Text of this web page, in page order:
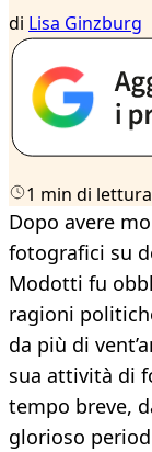
di Lisa Ginzburg
1 min di lettura
Dopo avere
fotografici su
Modotti fu
ragioni
da più di
sua attività di
tempo breve,
glorioso